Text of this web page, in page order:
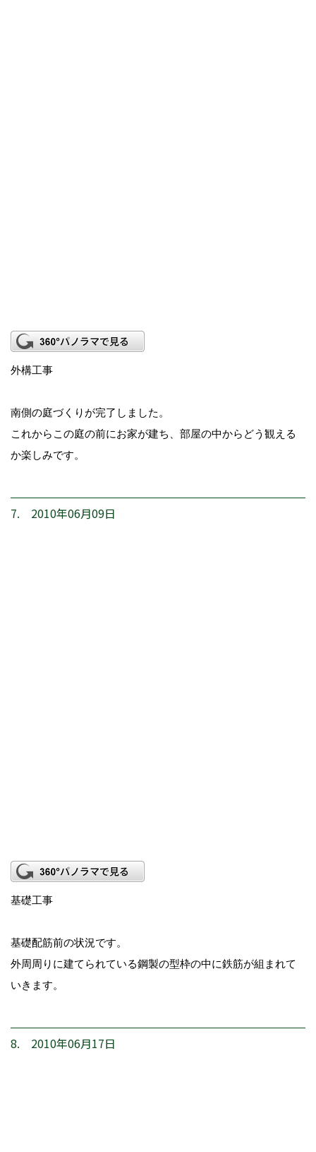
外構工事
南側の庭づくりが完了しました。
これからこの庭の前にお家が建ち、部屋の中からどう観える
か楽しみです。
7. 2010年06月09日
基礎工事
基礎配筋前の状況です。
外周周りに建てられている鋼製の型枠の中に鉄筋が組まれて
いきます。
8. 2010年06月17日